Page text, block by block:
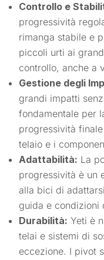
Controllo e
progressività
rimanga stabile e
piccoli urti ai
controllo, anche a
Gestione degli
grandi impatti
fondamentale per
progressività
telaio e i
Adattabilità: La
progressività è un
alla bici di
guida e condizioni
Durabilità: Yeti è
telai e sistemi di
eccezione. I pivot